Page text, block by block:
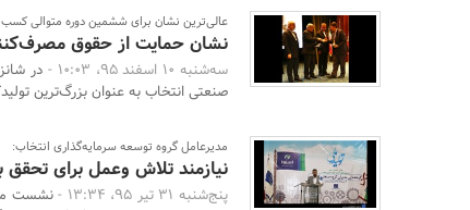
سازمان‌ها
روابط
عمومی‌ها
عالی‌ترین نشان برای ششمین دوره متوالی
نشان حمایت از حقوق
سه‌شنبه 10 اسفند 95، 10:03 -
در
صنعتی انتخاب به عنوان بزرگ‌ترین
مدیرعامل گروه توسعه سرمایه‌گذاری انتخاب:
نیازمند تلاش وعمل برای تحقق
پنج‌شنبه 31 تیر 95، 13:34 -
نشست